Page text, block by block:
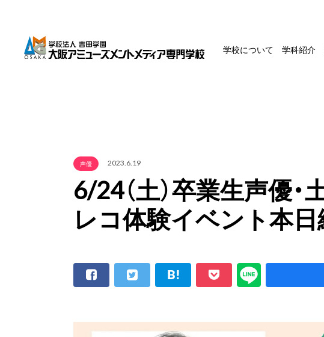
学校について 学科紹介
声優 2023.6.19
6/24（土）卒業生声優
レコ体験イベント本日